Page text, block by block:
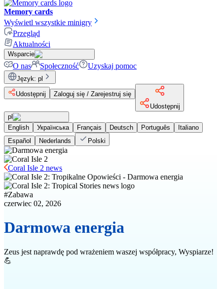
Memory cards
Wyświetl wszystkie minigry
Przegląd
Aktualności
Wsparcie
O nas Społeczność Uzyskaj pomoc
Język: pl
Udostępnij
Zaloguj się / Zarejestruj się
Udostępnij
pl
English
Українська Français Deutsch Português
Italiano
Español
Nederlands Polski
Coral Isle 2 news
#Zabawa
czerwiec 02, 2026
Darmowa energia
Zeus jest naprawdę pod wrażeniem waszej współpracy, Wyspiarze!
💪